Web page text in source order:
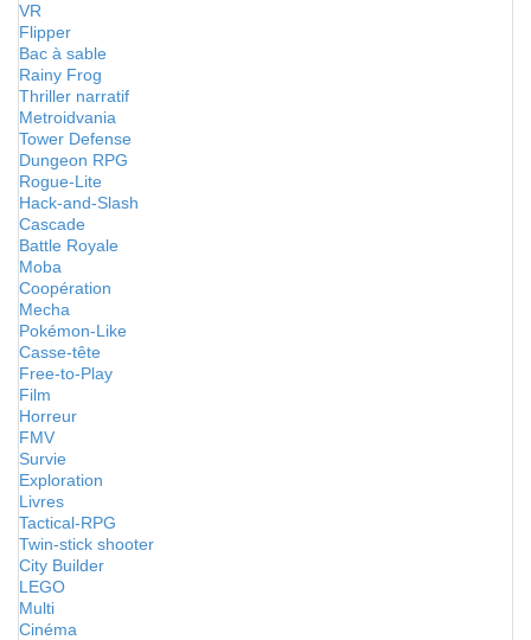
VR
Flipper
Bac à sable
Rainy Frog
Thriller narratif
Metroidvania
Tower Defense
Dungeon RPG
Rogue-Lite
Hack-and-Slash
Cascade
Battle Royale
Moba
Coopération
Mecha
Pokémon-Like
Casse-tête
Free-to-Play
Film
Horreur
FMV
Survie
Exploration
Livres
Tactical-RPG
Twin-stick shooter
City Builder
LEGO
Multi
Cinéma